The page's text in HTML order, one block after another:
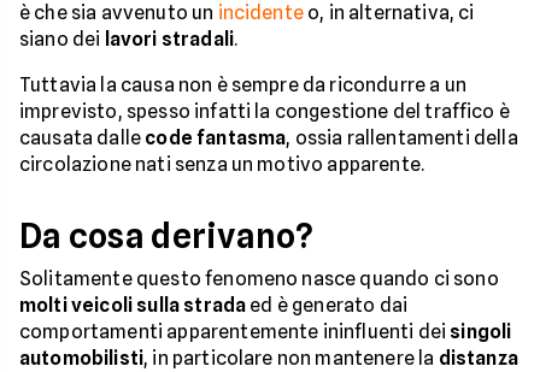
è che sia avvenuto un incidenteo, in alternativa, ci
siano dei lavori stradali.
Tuttavia la causa non è sempre da ricondurre a un
imprevisto, spesso infatti la congestione del traffico è
causata dalle code fantasma, ossia rallentamenti della
circolazione nati senza un motivo apparente.
Da cosa derivano?
Solitamente questo fenomeno nasce quando ci sono
molti veicoli sulla strada ed è generato dai
comportamenti apparentemente ininfluenti dei singoli
automobilisti, in particolare non mantenere la distanza